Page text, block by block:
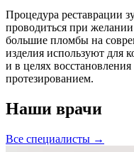
Процедура реставрации
проводиться при
большие пломбы на
изделия используют для
и в целях
протезированием.
Наши врачи
Все специалисты →